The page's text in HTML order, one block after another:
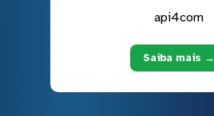
api4com
Saiba mais →